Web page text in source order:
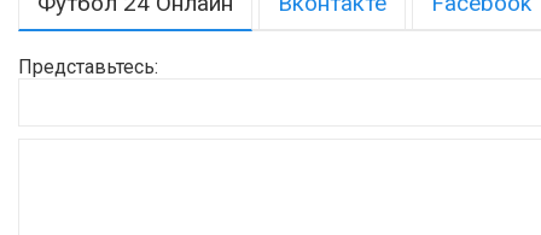
Представьтесь: